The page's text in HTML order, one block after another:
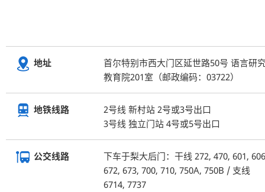
地址
首尔特别市西大门区延世路50号 语言研
教育院201室（邮政编码：03722）
地铁线路
2号线 新村站 2号或3号出口
3号线 独立门站 4号或5号出口
公交线路
下车于梨大后门：干线 272, 470, 601,
672, 673, 700, 710, 750A, 750B / 支线
6714, 7737